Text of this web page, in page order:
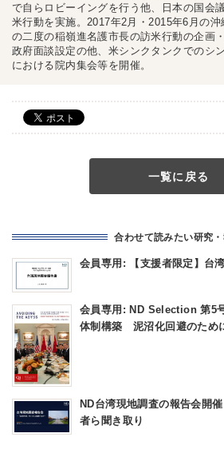
で自らロビーイングを行う他、日本の国会
米行動を実施。2017年2月・2015年6月の
の二度の稲嶺進名護市長の訪米行動の企画
政府面談設定の他、米シンクタンクでのシ
における院内集会等を開催。
一覧に戻る
合わせて読みたい研究
会員専用: 【支援者限定】台
会員専用: ND Selection 第5
体制構築 泥沼化回避のため
ND台湾現地調査の報告会開
者ら聞き取り